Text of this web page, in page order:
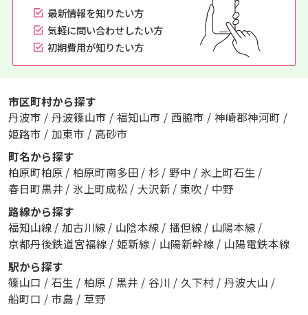
最新情報を知りたい方
気軽に問い合わせしたい方
初期費用が知りたい方
市区町村から探す
丹波市 / 丹波篠山市 / 福知山市 / 西脇市 / 神崎郡神河町 /
姫路市 / 加東市 / 高砂市
町名から探す
柏原町柏原 / 柏原町南多田 / 杉 / 野中 / 氷上町石生 /
春日町黒井 / 氷上町成松 / 大沢新 / 東吹 / 中野
路線から探す
福知山線 / 加古川線 / 山陰本線 / 播但線 / 山陽本線 /
京都丹後鉄道宮福線 / 姫新線 / 山陽新幹線 / 山陽電鉄本線
駅から探す
篠山口 / 石生 / 柏原 / 黒井 / 谷川 / 久下村 / 丹波大山 /
船町口 / 市島 / 草野